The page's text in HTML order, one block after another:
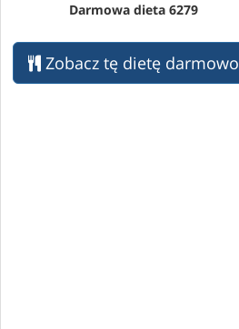
Darmowa dieta 6279
Zobacz tę dietę darmowo